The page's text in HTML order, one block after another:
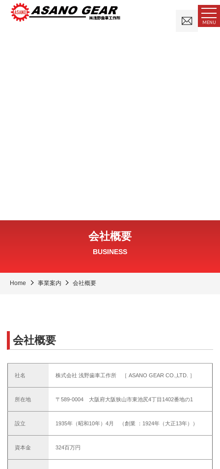
MENU
会社概要
BUSINESS
Home 事業案内 会社概要
会社概要
社名 株式会社 浅野歯車工作所 ［ ASANO GEAR CO.,LTD. ］
所在地 〒589-0004 大阪府大阪狭山市東池尻4丁目1402番地の1
設立 1935年（昭和10年）4月 （創業 ：1924年（大正13年））
資本金 324百万円